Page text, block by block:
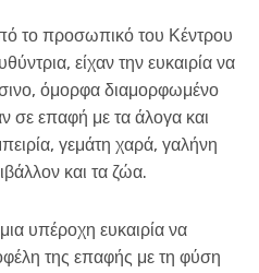
το προσωπικό του Κέντρου
είχαν την ευκαιρία να
όμορφα διαμορφωμένο
επαφή με τα άλογα και
γεμάτη χαρά, γαλήνη
και τα ζώα.
υπέροχη ευκαιρία να
της επαφής με τη φύση